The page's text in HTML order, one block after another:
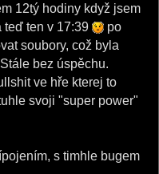
12tý hodiny když jsem
teď ten v 17:39
po
soubory, což byla
bez úspěchu.
ve hře kterej to
svoji "super power"
s timhle bugem